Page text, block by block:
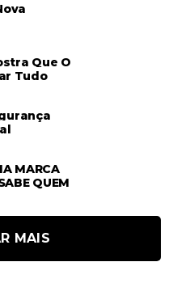
Que O
Tudo
MARCA
QUEM
MAIS